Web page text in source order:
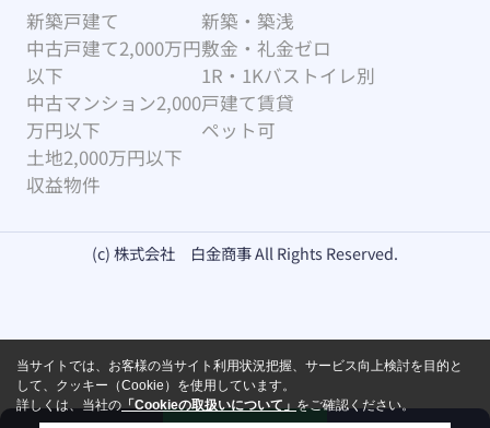
新築戸建て
中古戸建て2,000万円
以下
中古マンション2,000
万円以下
土地2,000万円以下
収益物件
新築・築浅
敷金・礼金ゼロ
1R・1Kバストイレ別
戸建て賃貸
ペット可
(c) 株式会社 白金商事 All Rights Reserved.
当サイトでは、お客様の当サイト利用状況把握、サービス向上検討を目的と
して、クッキー（Cookie）を使用しています。
詳しくは、当社の 「Cookieの取扱いについて」 をご確認ください。